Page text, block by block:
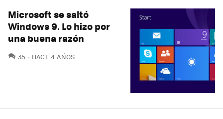
Microsoft se saltó
Windows 9. Lo hizo por
una buena razón
35 COMENTARIOS
HACE 4 AÑOS